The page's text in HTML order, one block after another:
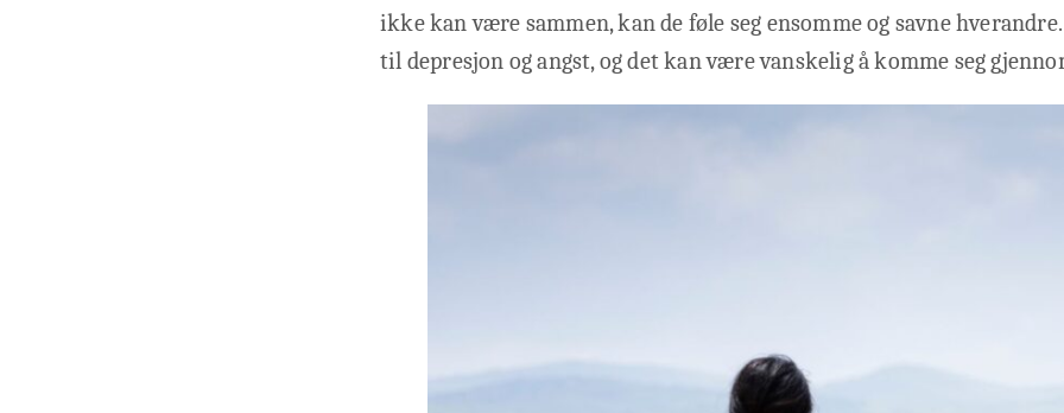
ikke kan være sammen, kan de føle seg ensomme og savne
til depresjon og angst, og det kan være vanskelig å komme seg